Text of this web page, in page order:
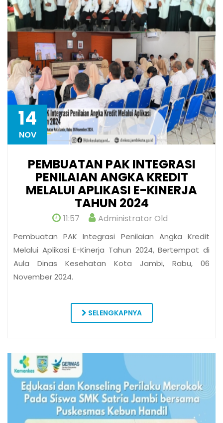
14
NOV
PEMBUATAN PAK INTEGRASI
PENILAIAN ANGKA KREDIT
MELALUI APLIKASI E-KINERJA
TAHUN 2024
11:57 Administrator Old
Pembuatan PAK Integrasi Penilaian Angka Kredit
Melalui Aplikasi E-Kinerja Tahun 2024, Bertempat di
Aula Dinas Kesehatan Kota Jambi, Rabu, 06
November 2024.
SELENGKAPNYA